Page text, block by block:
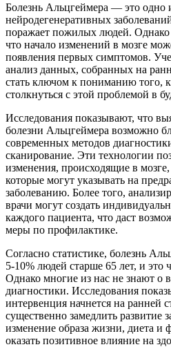
Болезнь Альцгеймера — это одно
нейродегенеративных
поражает пожилых людей. Однако
что начало изменений в мозге
появления первых симптомов.
анализ данных, собранных на
стать ключом к пониманию того,
столкнуться с этой проблемой в
Исследования показывают, что
болезни Альцгеймера возможно
современных методов
сканирование. Эти технологии
изменения, происходящие в
которые могут указывать на
заболеванию. Более того,
врачи могут создать
каждого пациента, что даст
меры по профилактике.
Согласно статистике, болезнь
5-10% людей старше 65 лет, и это
Однако многие из нас не знают о
диагностики. Исследования
интервенция начнется на ранней
существенно замедлить развитие
изменение образа жизни, диета и
оказать позитивное влияние на